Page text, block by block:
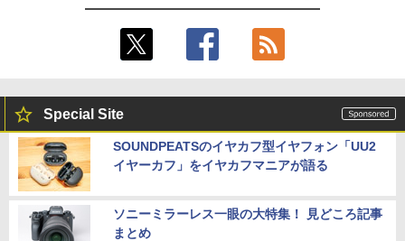
Special Site
SOUNDPEATSのイヤカフ型イヤフォン「UU2
イヤーカフ」をイヤカフマニアが語る
ソニーミラーレス一眼の大特集！ 見どころ記事
まとめ